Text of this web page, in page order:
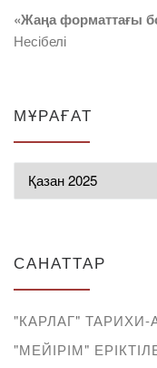
«Жаңа форматтағы
Несібелі
МҰРАҒАТ
САНАТТАР
"КАРЛАГ"
"МЕЙІРІМ"